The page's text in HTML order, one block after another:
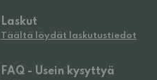
Laskut
Täältä löydät laskutustiedot
FAQ - Usein kysyttyä